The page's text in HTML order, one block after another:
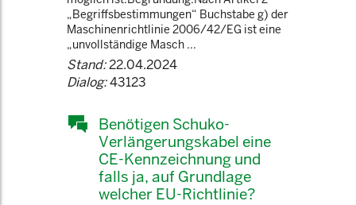
„Begriffsbestimmungen“ Buchstabe g) der
Maschinenrichtlinie 2006/42/EG ist eine
„unvollständige Masch ...
Stand:22.04.2024
Dialog:43123
Benötigen Schuko-
Verlängerungskabel eine
CE-Kennzeichnung und
falls ja, auf Grundlage
welcher EU-Richtlinie?